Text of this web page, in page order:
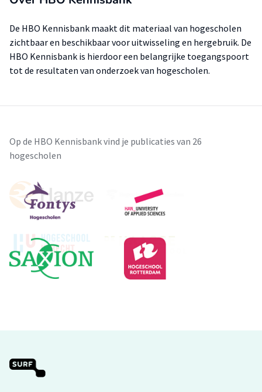
De HBO Kennisbank maakt dit materiaal van hogescholen
zichtbaar en beschikbaar voor uitwisseling en hergebruik. De
HBO Kennisbank is hierdoor een belangrijke toegangspoort
tot de resultaten van onderzoek van hogescholen.
Op de HBO Kennisbank vind je publicaties van 26
hogescholen